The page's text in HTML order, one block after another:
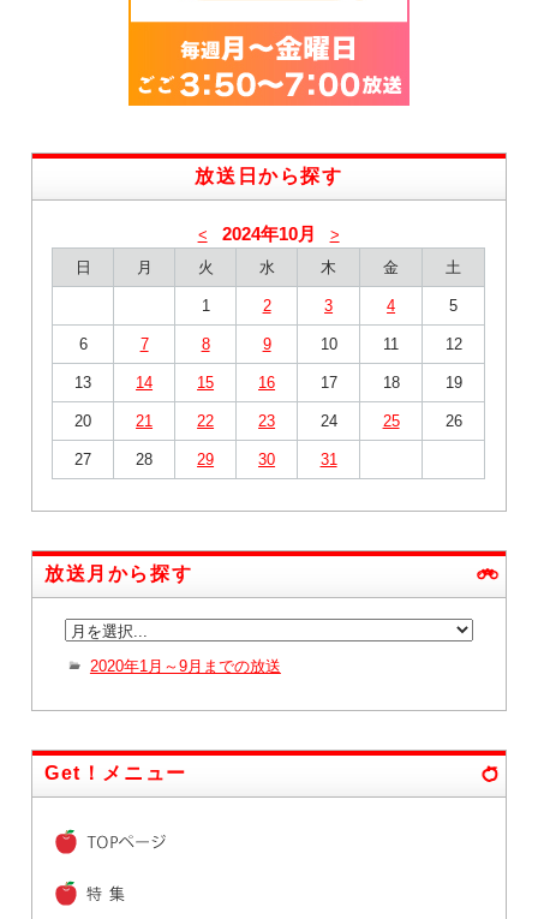
放送日から探す
< 2024年10月
>
日
月 火 水 木 金 土
1 2 3 4 5
6 7 8 9 10 11 12
13 14 15 16 17 18 19
20 21 22 23 24 25 26
27 28 29 30 31
放送月から探す
2020年1月～9月までの放送
Get！メニュー